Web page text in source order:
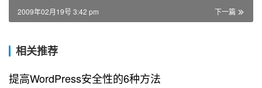
下一篇
2009年02月19号 3:42 pm
相关推荐
提高WordPress安全性的6种方法